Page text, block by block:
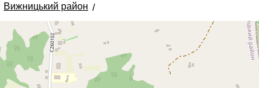
Вижницький район